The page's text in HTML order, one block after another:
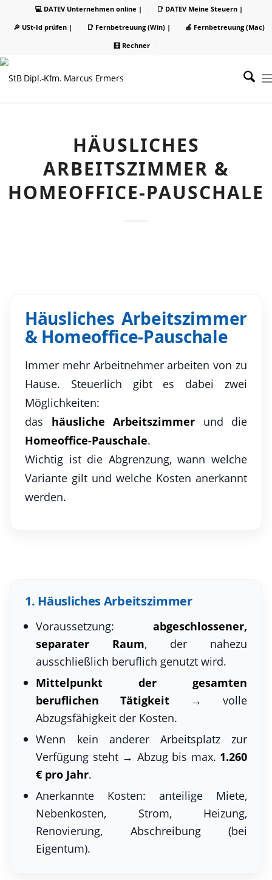
💻 DATEV Unternehmen online |
📑 DATEV Meine Steuern |
🔎 USt-Id prüfen |
📑 Fernbetreuung (Win) |
🍏 Fernbetreuung (Mac)
🧮 Rechner
HÄUSLICHES
ARBEITSZIMMER &
HOMEOFFICE-PAUSCHALE
Häusliches Arbeitszimmer
& Homeoffice-Pauschale
Immer mehr Arbeitnehmer arbeiten von zu
Hause. Steuerlich gibt es dabei zwei
Möglichkeiten:
das häusliche Arbeitszimmer und die
Homeoffice-Pauschale.
Wichtig ist die Abgrenzung, wann welche
Variante gilt und welche Kosten anerkannt
werden.
1. Häusliches Arbeitszimmer
Voraussetzung: abgeschlossener,
separater Raum, der nahezu
ausschließlich beruflich genutzt wird.
Mittelpunkt der gesamten
beruflichen Tätigkeit → volle
Abzugsfähigkeit der Kosten.
Wenn kein anderer Arbeitsplatz zur
Verfügung steht → Abzug bis max. 1.260
€ pro Jahr.
Anerkannte Kosten: anteilige Miete,
Nebenkosten, Strom, Heizung,
Renovierung, Abschreibung (bei
Eigentum).